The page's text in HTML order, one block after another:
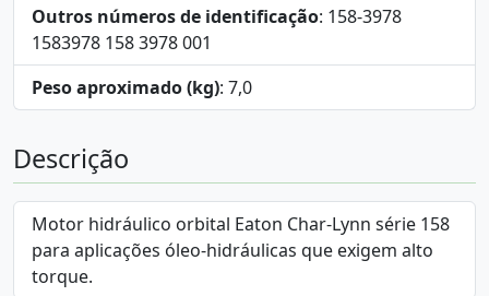
Outros números de identificação: 158-3978
1583978 158 3978 001
Peso aproximado (kg): 7,0
Descrição
Motor hidráulico orbital Eaton Char-Lynn série 158
para aplicações óleo-hidráulicas que exigem alto
torque.